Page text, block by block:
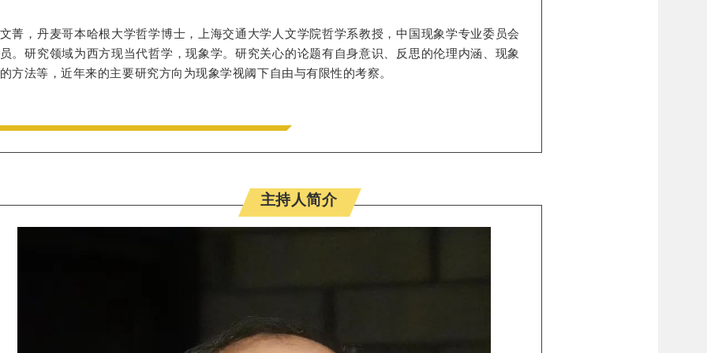
菁，丹麦哥本哈根大学哲学博士，上海交通大学人文学院哲学系教授，中国现象学专业委员会
。研究领域为西方现当代哲学，现象学。研究关心的论题有自身意识、反思的伦理内涵、现象
方法等，近年来的主要研究方向为现象学视阈下自由与有限性的考察。
主持人简介es